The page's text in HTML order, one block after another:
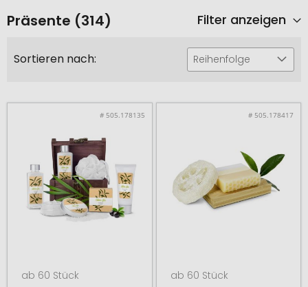
Präsente (314) Filter anzeigen
Sortieren nach: Reihenfolge
# 505.178135
ab 60 Stück
# 505.178417
ab 60 Stück